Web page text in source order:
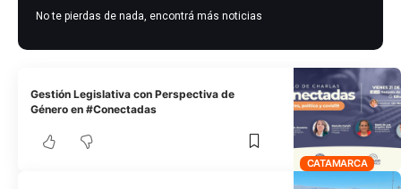
No te pierdas de nada, encontrá más noticias
CATAMARCA
Gestión Legislativa con Perspectiva de
Género en #Conectadas